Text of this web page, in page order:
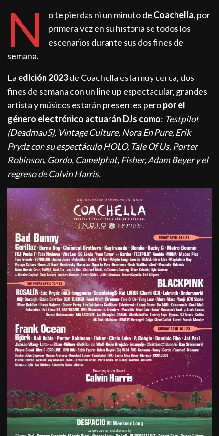
N o te pierdas ni un minuto de Coachella, por
primera vez en su historia se todos los
escenarios durante sus dos fines de
semana.
La edición 2023de Coachella esta muy cerca, dos
fines de semana con un line up espectacular, grandes
artista y músicos estarán presentes peropor el
género electrónico actuarán DJs como: Testpilot
(Deadmau5), Vintage Culture, Nora En Pure, Erik
Prydz con su espectáculo HOLO, Tale Of Us, Porter
Robinson, Gordo, Camelphat, Fisher, Adam Beyer y el
regreso de Calvin Harris.